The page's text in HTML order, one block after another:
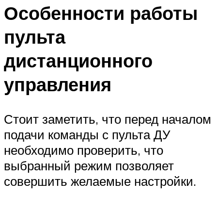
Особенности работы
пульта
дистанционного
управления
Стоит заметить, что перед началом
подачи команды с пульта ДУ
необходимо проверить, что
выбранный режим позволяет
совершить желаемые настройки.